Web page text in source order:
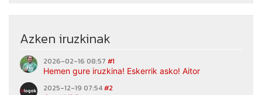
Azken iruzkinak
2026-02-16 08:57 #1
Hemen gure iruzkina! Eskerrik asko! Aitor
2025-12-19 07:54#2